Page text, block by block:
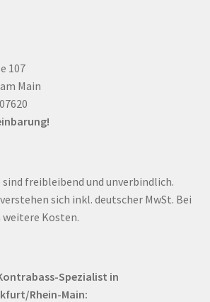
107
Main
freibleibend und unverbindlich.
sich inkl. deutscher MwSt. Bei
Kosten.
Spezialist in
Rhein-Main: